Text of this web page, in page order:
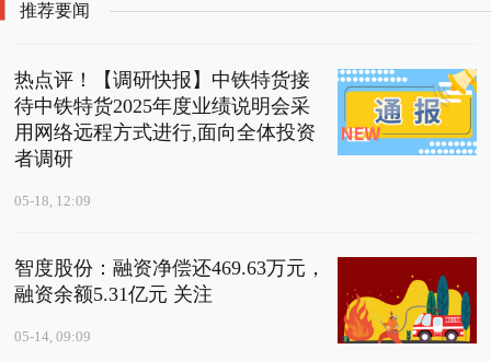
推荐要闻
热点评！【调研快报】中铁特货接
待中铁特货2025年度业绩说明会采
用网络远程方式进行,面向全体投资
者调研
05-18, 12:09
智度股份：融资净偿还469.63万元，
融资余额5.31亿元 关注
05-14, 09:09